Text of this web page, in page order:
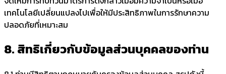
เทคโนโลยีเปลี่ยนแปลงไปเพื่อให้มีประสิทธิภาพในการรักษาความ
ปลอดภัยที่เหมาะสม
8. สิทธิเกี่ยวกับข้อมูลส่วนบุคคลของท่าน